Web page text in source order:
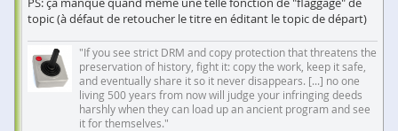
topic (à défaut de retoucher le titre en éditant le topic de départ)
"If you see strict DRM and copy protection that threatens the
preservation of history, fight it: copy the work, keep it safe,
and eventually share it so it never disappears. [...] no one
living 500 years from now will judge your infringing deeds
harshly when they can load up an ancient program and see
it for themselves."